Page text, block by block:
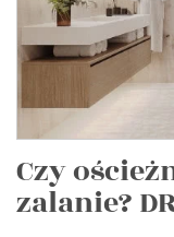
Czy
zalanie?